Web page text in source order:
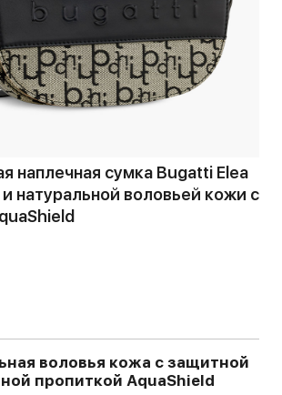
наплечная сумка Bugatti Elea
натуральной воловьей кожи с
воловья кожа с защитной
пропиткой AquaShield